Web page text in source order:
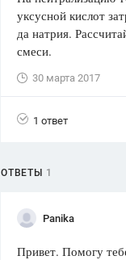
Вузы
1752 ответа
Олимпиады
Spotlight
280 ответов
уксусной кислот
да натрия.
смеси.
30 марта 2017
1 ответ
ОТВЕТЫ 1
Panika
Привет. Помогу